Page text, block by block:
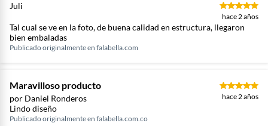
Juli
hace 2 años
Tal cual se ve en la foto, de buena calidad en estructura, llegaron
bien embaladas
Publicado originalmente en falabella.com
Maravilloso producto
por Daniel Ronderos hace 2 años
Lindo diseño
Publicado originalmente en falabella.com.co